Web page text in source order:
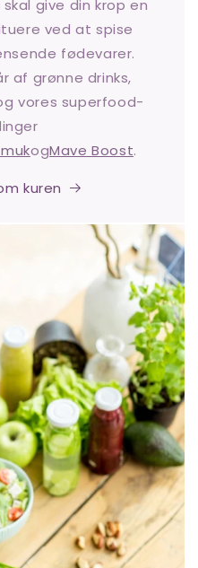
give din krop en
ved at spise
fødevarer.
af grønne drinks,
vores superfood-
ogMave Boost.
kuren